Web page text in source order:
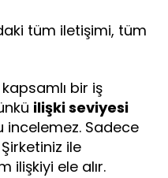
tüm iletişimi, tüm
bir iş
ilişki seviyesi
Sadece
ile
ilişkiyi ele alır.